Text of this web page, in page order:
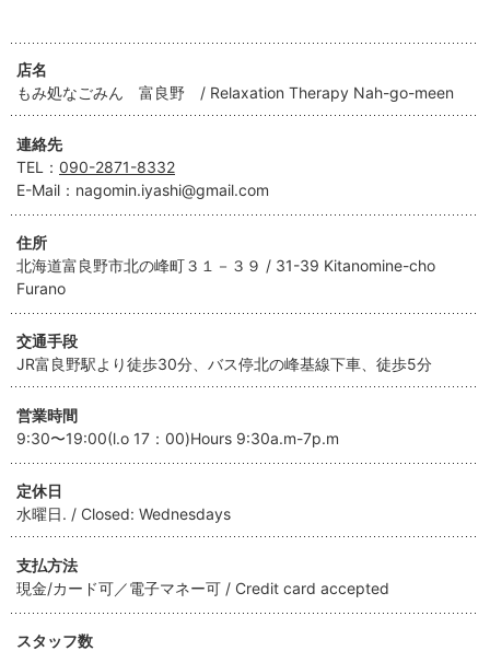
店名
もみ処なごみん 富良野 / Relaxation Therapy Nah-go-meen
連絡先
TEL： 090-2871-8332
E-Mail：nagomin.iyashi@gmail.com
住所
北海道富良野市北の峰町３１－３９ / 31-39 Kitanomine-cho
Furano
交通手段
JR富良野駅より徒歩30分、バス停北の峰基線下車、徒歩5分
営業時間
9:30〜19:00(l.o 17：00)Hours 9:30a.m-7p.m
定休日
水曜日. / Closed: Wednesdays
支払方法
現金/カード可／電子マネー可 / Credit card accepted
スタッフ数